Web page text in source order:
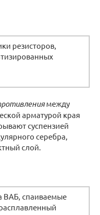
резисторов,
между
арматурой края
суспензией
серебра,
слой.
ВАБ, спаиваемые